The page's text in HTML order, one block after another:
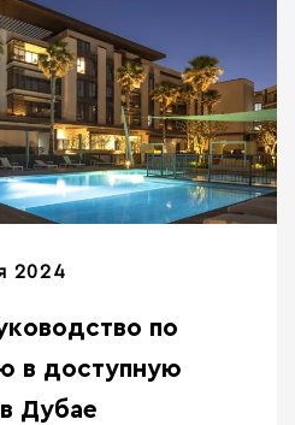
2024
по
в доступную
Дубае